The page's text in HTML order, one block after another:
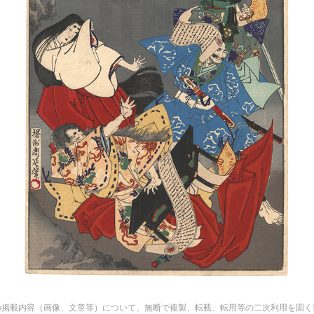
載内容（画像、文章等）について、無断で複製、転載、転用等の二次利用を固く